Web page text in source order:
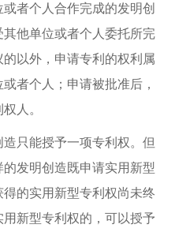
个人合作完成的发明创
他单位或者个人委托所完
以外，申请专利的权利属
者个人；申请被批准后，
人。
能授予一项专利权。但
发明创造既申请实用新型
的实用新型专利权尚未终
新型专利权的，可以授予